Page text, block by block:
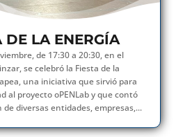
DE LA ENERGÍA
de 17:30 a 20:30, en el
se celebró la Fiesta de la
una iniciativa que sirvió para
al proyecto oPENLab y que contó
diversas entidades, empresas,...